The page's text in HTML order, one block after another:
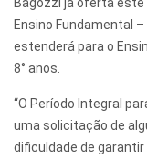
Ensino Fundamental
estenderá para o
8° anos.
“O Período Integral
uma solicitação de
dificuldade de